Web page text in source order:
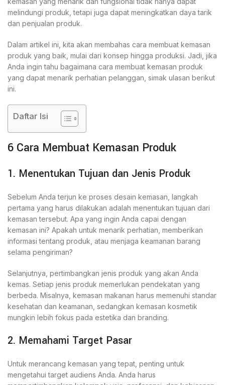
melindungi produk, tetapi juga dapat meningkatkan daya tarik
dan penjualan produk.
Dalam artikel ini, kita akan membahas cara membuat kemasan
produk yang baik, mulai dari konsep hingga produksi. Jadi, jika
Anda ingin tahu bagaimana cara membuat kemasan produk
yang dapat menarik perhatian pelanggan, simak ulasan berikut
ini.
Daftar Isi
6 Cara Membuat Kemasan Produk
1. Menentukan Tujuan dan Jenis Produk
Sebelum Anda terjun ke proses desain kemasan, langkah
pertama yang harus dilakukan adalah menentukan tujuan dari
kemasan tersebut. Apa yang ingin Anda capai dengan
kemasan ini? Apakah untuk menarik perhatian, memberikan
informasi tentang produk, atau menjaga keamanan barang
selama pengiriman?
Selanjutnya, pertimbangkan jenis produk yang akan Anda
kemas. Setiap jenis produk memerlukan pendekatan yang
berbeda. Misalnya, kemasan makanan harus memenuhi standar
kesehatan dan keamanan, sedangkan kemasan kosmetik
mungkin lebih fokus pada estetika dan branding.
2. Memahami Target Pasar
Untuk merancang kemasan yang tepat, penting untuk
mengetahui target audiens Anda. Anda harus